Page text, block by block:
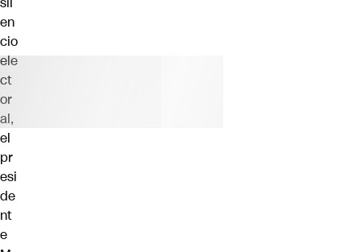
en
cio
ele
ct
or
al,
el
pr
esi
de
nt
e